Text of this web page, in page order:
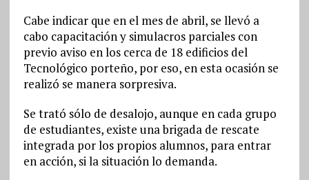
Cabe indicar que en el mes de abril, se llevó a
cabo capacitación y simulacros parciales con
previo aviso en los cerca de 18 edificios del
Tecnológico porteño, por eso, en esta ocasión se
realizó se manera sorpresiva.
Se trató sólo de desalojo, aunque en cada grupo
de estudiantes, existe una brigada de rescate
integrada por los propios alumnos, para entrar
en acción, si la situación lo demanda.